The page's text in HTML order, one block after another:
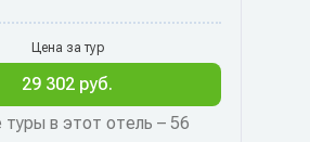
туры в этот отель – 56
Цена за тур
29 302 руб.